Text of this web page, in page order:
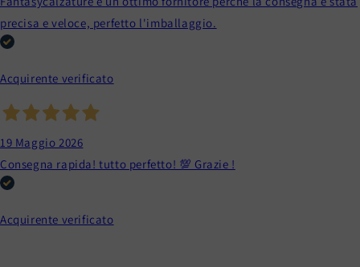
precisa e veloce, perfetto l'imballaggio.
Acquirente verificato
19 Maggio 2026
Consegna rapida! tutto perfetto! 💯 Grazie !
Acquirente verificato